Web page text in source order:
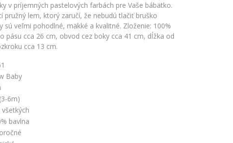
v príjemných pastelových farbách pre Vaše bábätko.
pružný lem, ktorý zaručí, že nebudú tlačiť bruško
sú veľmi pohodlné, mäkké a kvalitné. Zloženie: 100%
pásu cca 26 cm, obvod cez boky cca 41 cm, dĺžka od
cca 13 cm.
Baby
6m)
všetkých
bavlna